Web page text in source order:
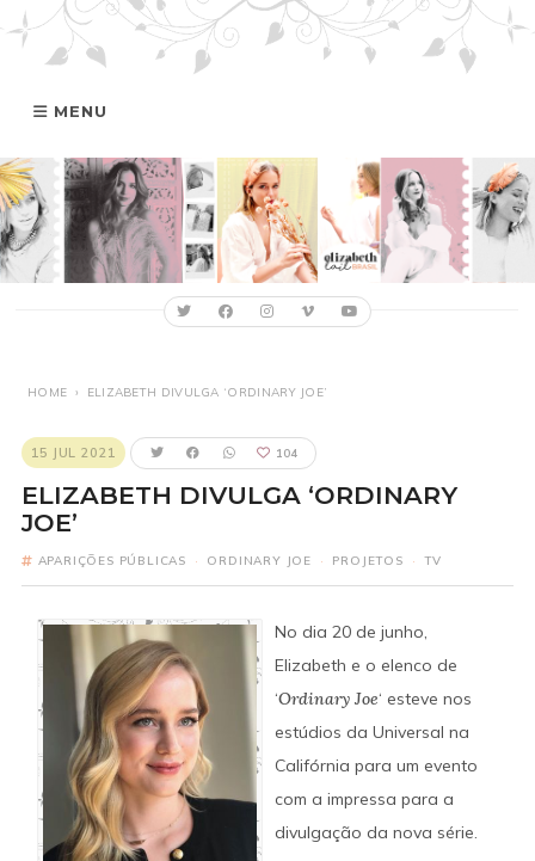
MENU
HOME
GALERIA
ONLINE
HOME › ELIZABETH DIVULGA ‘ORDINARY JOE’
15 JUL 2021 104
ELIZABETH DIVULGA ‘ORDINARY
JOE’
APARIÇÕES PÚBLICAS · ORDINARY JOE · PROJETOS · TV
No dia 20 de junho,
Elizabeth e o elenco de
‘Ordinary Joe‘ esteve nos
estúdios da Universal na
Califórnia para um evento
com a impressa para a
divulgação da nova série.